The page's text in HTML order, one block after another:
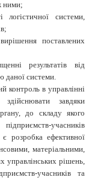
ними;
логістичної системи,
поставлених
результатів від
даної системи.
контроль в управлінні
завдяки
до складу якого
учасників
розробка ефективної
матеріальними,
управлінських рішень,
учасників та